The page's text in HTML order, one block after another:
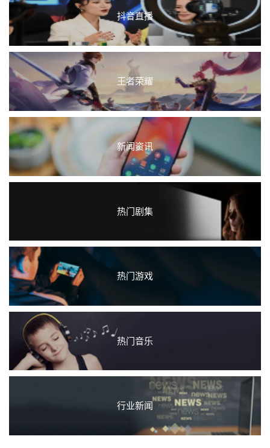
抖音直播
王者荣耀
新闻资讯
热门剧集
热门游戏
热门音乐
行业新闻